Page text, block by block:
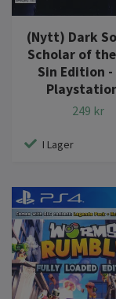
(Nytt) Dark
Scholar of
Sin Edition -
249 kr
I Lager